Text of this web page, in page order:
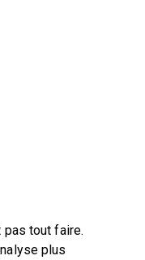
pas tout faire.
plus